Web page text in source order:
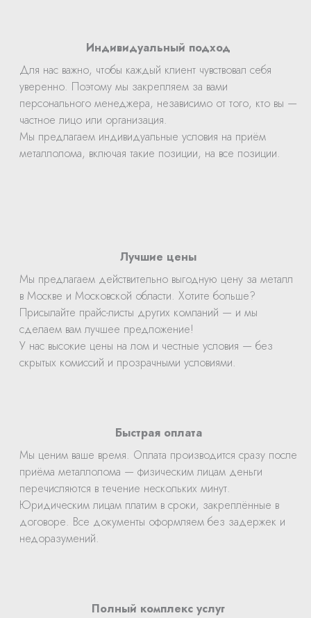
Индивидуальный подход
Для нас важно, чтобы каждый клиент чувствовал себя
уверенно. Поэтому мы закрепляем за вами
персонального менеджера, независимо от того, кто вы —
частное лицо или организация.
Мы предлагаем индивидуальные условия на приём
металлолома, включая такие позиции, на все позиции.
Лучшие цены
Мы предлагаем действительно выгодную цену за металл
в Москве и Московской области. Хотите больше?
Присылайте прайс-листы других компаний — и мы
сделаем вам лучшее предложение!
У нас высокие цены на лом и честные условия — без
скрытых комиссий и прозрачными условиями.
Быстрая оплата
Мы ценим ваше время. Оплата производится сразу после
приёма металлолома — физическим лицам деньги
перечисляются в течение нескольких минут.
Юридическим лицам платим в сроки, закреплённые в
договоре. Все документы оформляем без задержек и
недоразумений.
Полный комплекс услуг